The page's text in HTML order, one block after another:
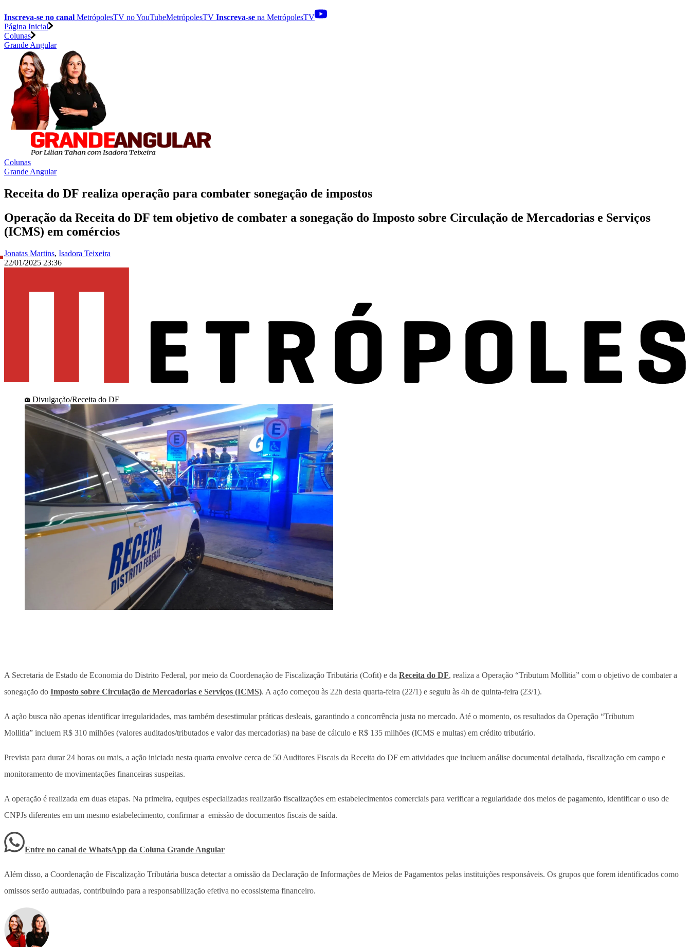
Inscreva-se no canal MetrópolesTV noYouTubeMetrópolesTV Inscreva-se na MetrópolesTV
Página Inicial
Colunas
Grande Angular
Colunas
Grande Angular
Receita do DF realiza operação para combater sonegação de impostos
Operação da Receita do DF tem objetivo de combater a sonegação do Imposto sobre Circulação de Mercadorias e Serviços
(ICMS) em comércios
Jonatas Martins, Isadora Teixeira
22/01/2025 23:36
Divulgação/Receita do DF
A Secretaria de Estado de Economia do Distrito Federal, por meio da Coordenação de Fiscalização Tributária (Cofit) e da Receita do DF, realiza a Operação “Tributum Mollitia” com o objetivo de combater a
sonegação do Imposto sobre Circulação de Mercadorias e Serviços (ICMS). A ação começou às 22h desta quarta-feira (22/1) e seguiu às 4h de quinta-feira (23/1).
A ação busca não apenas identificar irregularidades, mas também desestimular práticas desleais, garantindo a concorrência justa no mercado. Até o momento, os resultados da Operação “Tributum
Mollitia” incluem R$ 310 milhões (valores auditados/tributados e valor das mercadorias) na base de cálculo e R$ 135 milhões (ICMS e multas) em crédito tributário.
Prevista para durar 24 horas ou mais, a ação iniciada nesta quarta envolve cerca de 50 Auditores Fiscais da Receita do DF em atividades que incluem análise documental detalhada, fiscalização em campo e
monitoramento de movimentações financeiras suspeitas.
A operação é realizada em duas etapas. Na primeira, equipes especializadas realizarão fiscalizações em estabelecimentos comerciais para verificar a regularidade dos meios de pagamento, identificar o uso de
CNPJs diferentes em um mesmo estabelecimento, confirmar a emissão de documentos fiscais de saída.
Entre no canal de WhatsApp da Coluna Grande Angular
Além disso, a Coordenação de Fiscalização Tributária busca detectar a omissão da Declaração de Informações de Meios de Pagamentos pelas instituições responsáveis. Os grupos que forem identificados como
omissos serão autuadas, contribuindo para a responsabilização efetiva no ecossistema financeiro.